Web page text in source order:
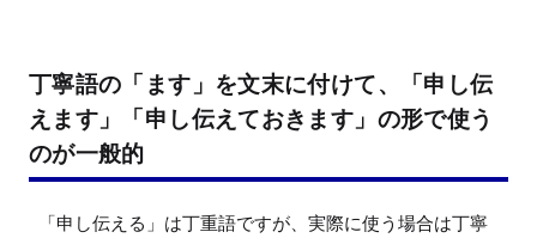
丁寧語の「ます」を文末に付けて、「申し伝
えます」「申し伝えておきます」の形で使う
のが一般的
「申し伝える」は丁重語ですが、実際に使う場合は丁寧